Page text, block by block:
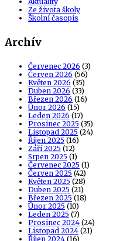
Ze života školy
Školní časopis
Archív
Červenec 2026 (3)
Červen 2026 (56)
Květen 2026 (35)
Duben 2026 (33)
Březen 2026 (16)
Únor 2026 (15)
Leden 2026 (17)
Prosinec 2025 (35)
Listopad 2025 (24)
Říjen 2025 (16)
Září 2025 (12)
Srpen 2025 (1)
Červenec 2025 (1)
Červen 2025 (42)
Květen 2025 (28)
Duben 2025 (21)
Březen 2025 (18)
Únor 2025 (10)
Leden 2025 (7)
Prosinec 2024 (24)
Listopad 2024 (21)
Říjen 2024 (16)